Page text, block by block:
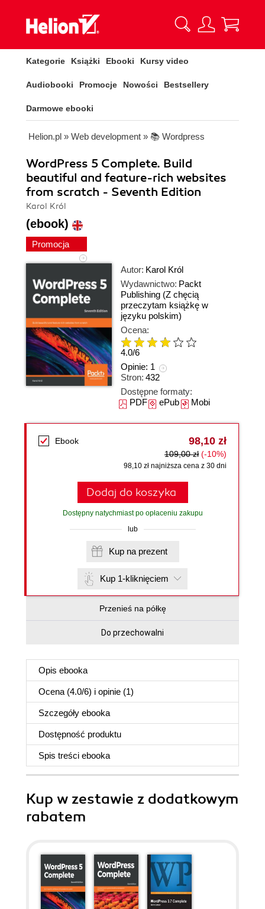
Kategorie Książki Ebooki Kursy video
Audiobooki Promocje Nowości Bestsellery
Darmowe ebooki
Helion.pl » Web development » 📚 Wordpress
WordPress 5 Complete. Build
beautiful and feature-rich websites
from scratch - Seventh Edition
Karol Król
(ebook)
Promocja
Autor: Karol Król
Wydawnictwo: Packt
Publishing (Z chęcią
przeczytam książkę w
języku polskim)
Ocena:
4.0/6
Opinie: 1
Stron: 432
Dostępne formaty:
PDFePubMobi
Ebook 98,10 zł
109,00 zł (-10%)
98,10 zł najniższa cena z 30 dni
Dodaj do koszyka
Dostępny natychmiast po opłaceniu zakupu
lub
Kup na prezent
Kup 1-kliknięciem
Przenieś na półkę
Do przechowalni
Opis ebooka
Ocena (4.0/6) i opinie (1)
Szczegóły ebooka
Dostępność produktu
Spis treści ebooka
Kup w zestawie z dodatkowym
rabatem